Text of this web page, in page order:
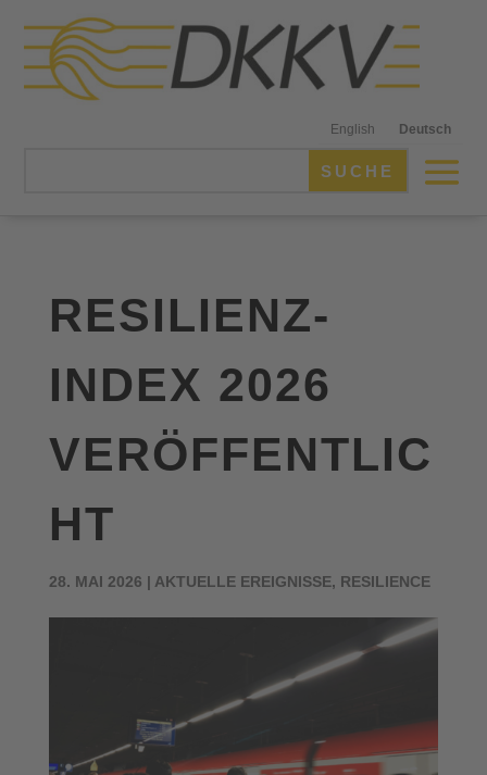
English Deutsch
RESILIENZ-
INDEX 2026
VERÖFFENTLIC
HT
28. MAI 2026 | AKTUELLE EREIGNISSE, RESILIENCE